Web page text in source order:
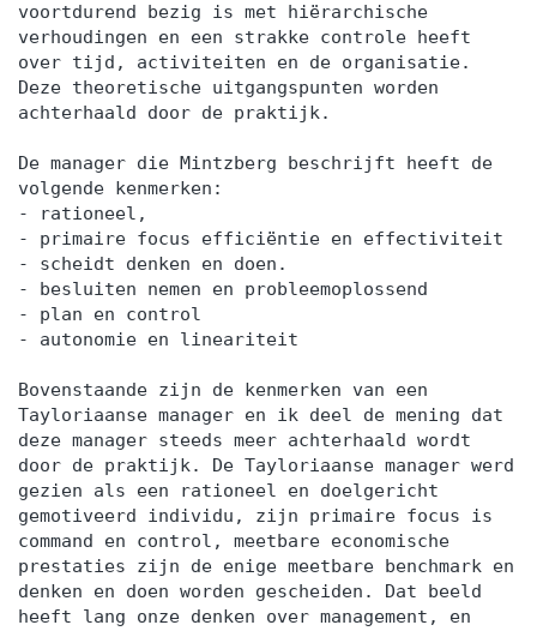
voortdurend bezig is met hiërarchische
verhoudingen en een strakke controle heeft
over tijd, activiteiten en de organisatie.
Deze theoretische uitgangspunten worden
achterhaald door de praktijk.
De manager die Mintzberg beschrijft heeft de
volgende kenmerken:
- rationeel,
- primaire focus efficiëntie en effectiviteit
- scheidt denken en doen.
- besluiten nemen en probleemoplossend
- plan en control
- autonomie en lineariteit
Bovenstaande zijn de kenmerken van een
Tayloriaanse manager en ik deel de mening dat
deze manager steeds meer achterhaald wordt
door de praktijk. De Tayloriaanse manager werd
gezien als een rationeel en doelgericht
gemotiveerd individu, zijn primaire focus is
command en control, meetbare economische
prestaties zijn de enige meetbare benchmark en
denken en doen worden gescheiden. Dat beeld
heeft lang onze denken over management, en